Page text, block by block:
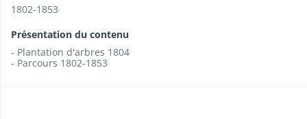
1802-1853
Présentation du contenu
- Plantation d'arbres 1804
- Parcours 1802-1853